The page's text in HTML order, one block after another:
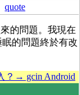
quote
的問題。我現在
的問題終於有改
？→ gcin Android